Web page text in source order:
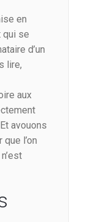
en
qui se
d’un
lire,
aux
avouons
l’on